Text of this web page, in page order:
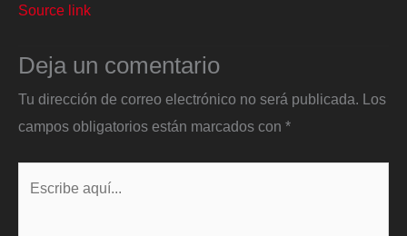
Source link
Deja un comentario
Tu dirección de correo electrónico no será publicada.
Los
campos obligatorios están marcados con *